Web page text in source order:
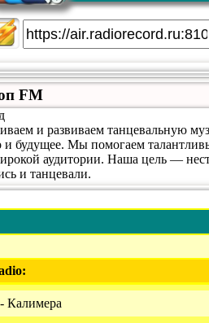
FM
и развиваем танцевальную
и будущее. Мы помогаем
аудитории. Наша цель —
и танцевали.
Калимера